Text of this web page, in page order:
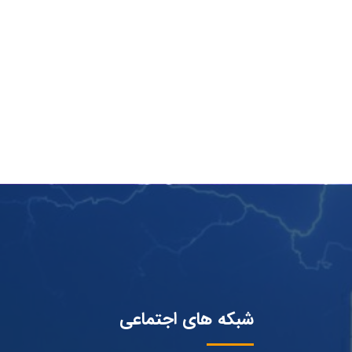
شبکه های اجتماعی